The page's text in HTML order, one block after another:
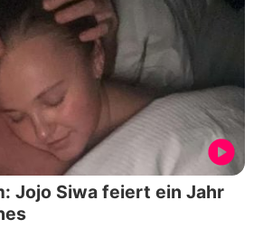
Jojo Siwa feiert ein Jahr